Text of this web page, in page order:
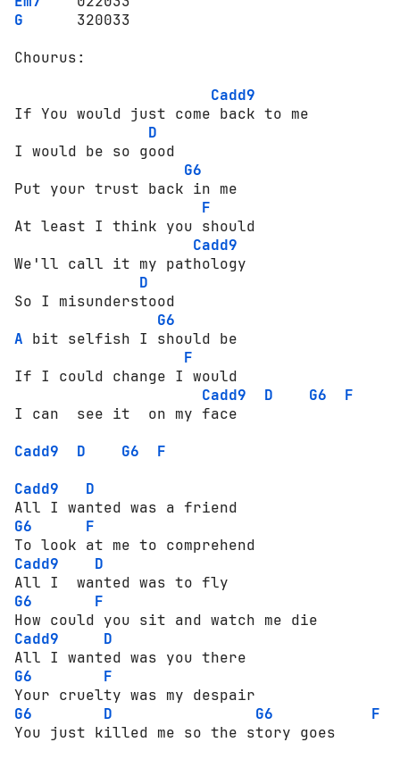
G
      320033
Chourus:
Cadd9
If You would just come back to me
D
I would be so good
G6
Put your trust back in me
F
At least I think you should
Cadd9
We'll call it my pathology
D
So I misunderstood
G6
A bit selfish I should be
F
If I could change I would
Cadd9
D G6
F
I can  see it  on my face
Cadd9
D G6
F
Cadd9
D
G6
F
Cadd9
D
G6
F
Cadd9
D
G6
F
G6
D G6
F
You just killed me so the story goes